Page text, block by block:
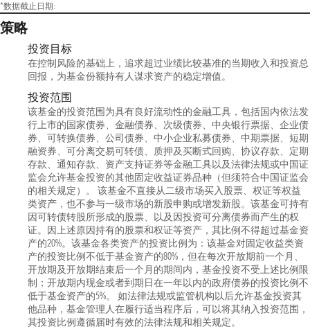
*数据截止日期:
策略
投资目标
在控制风险的基础上，追求超过业绩比较基准的当期收入和投资总
回报，为基金份额持有人谋求资产的稳定增值。
投资范围
该基金的投资范围为具有良好流动性的金融工具，包括国内依法发
行上市的国家债券、金融债券、次级债券、中央银行票据、企业债
券、可转换债券、公司债券、中小企业私募债券、中期票据、短期
融资券、可分离交易可转债、质押及买断式回购、协议存款、定期
存款、通知存款、资产支持证券等金融工具以及法律法规或中国证
监会允许基金投资的其他固定收益证券品种（但须符合中国证监会
的相关规定）。 该基金不直接从二级市场买入股票、权证等权益
类资产，也不参与一级市场的新股申购或增发新股。该基金可持有
因可转债转股所形成的股票、以及因投资可分离债券而产生的权
证。因上述原因持有的股票和权证等资产，其比例不得超过基金资
产的20%。该基金各类资产的投资比例为：该基金对固定收益类资
产的投资比例不低于基金资产的80%，但在每次开放期前一个月、
开放期及开放期结束后一个月的期间内，基金投资不受上述比例限
制；开放期内现金或者到期日在一年以内的政府债券的投资比例不
低于基金资产的5%。 如法律法规或监管机构以后允许基金投资其
他品种，基金管理人在履行适当程序后，可以将其纳入投资范围，
其投资比例遵循届时有效的法律法规和相关规定。